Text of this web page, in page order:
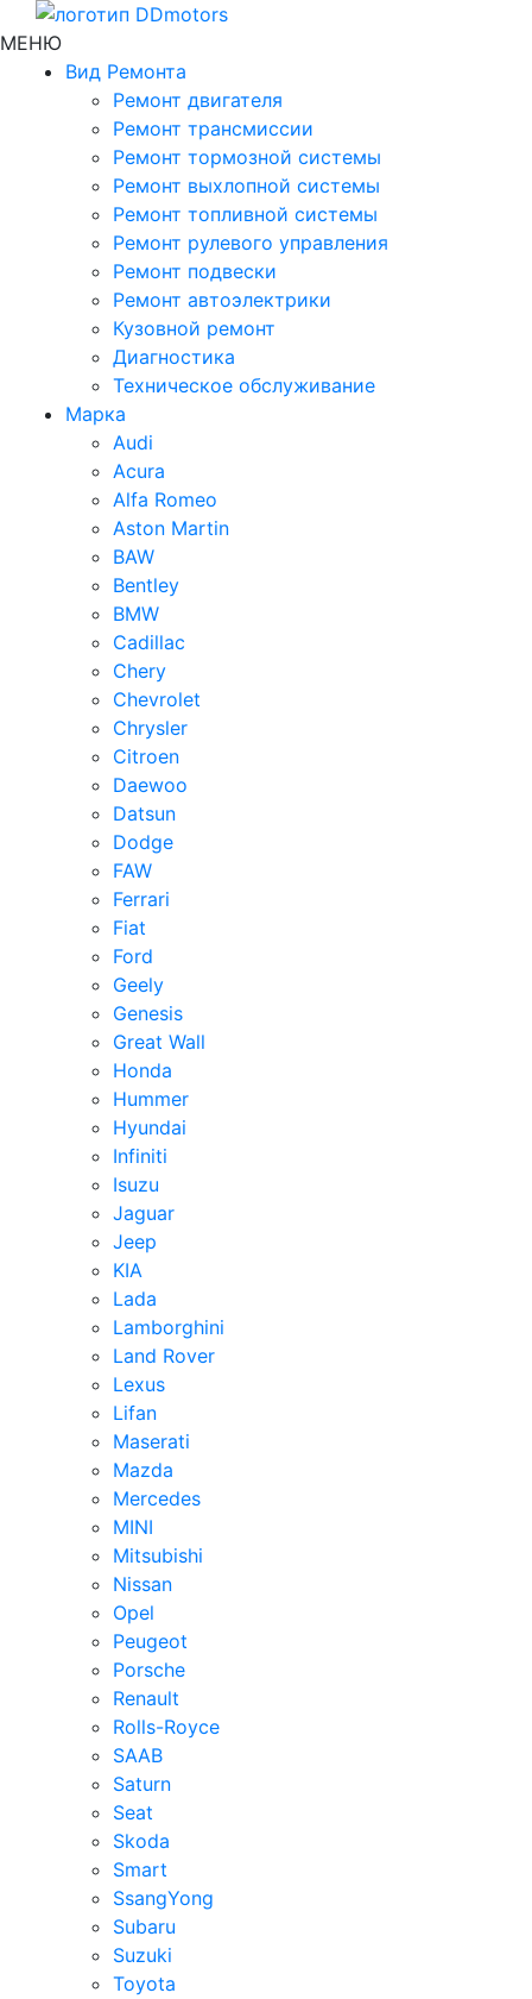
МЕНЮ
Вид Ремонта
Ремонт двигателя
Ремонт трансмиссии
Ремонт тормозной системы
Ремонт выхлопной системы
Ремонт топливной системы
Ремонт рулевого управления
Ремонт подвески
Ремонт автоэлектрики
Кузовной ремонт
Диагностика
Техническое обслуживание
Марка
Audi
Acura
Alfa Romeo
Aston Martin
BAW
Bentley
BMW
Cadillac
Chery
Chevrolet
Chrysler
Citroen
Daewoo
Datsun
Dodge
FAW
Ferrari
Fiat
Ford
Geely
Genesis
Great Wall
Honda
Hummer
Hyundai
Infiniti
Isuzu
Jaguar
Jeep
KIA
Lada
Lamborghini
Land Rover
Lexus
Lifan
Maserati
Mazda
Mercedes
MINI
Mitsubishi
Nissan
Opel
Peugeot
Porsche
Renault
Rolls-Royce
SAAB
Saturn
Seat
Skoda
Smart
SsangYong
Subaru
Suzuki
Toyota